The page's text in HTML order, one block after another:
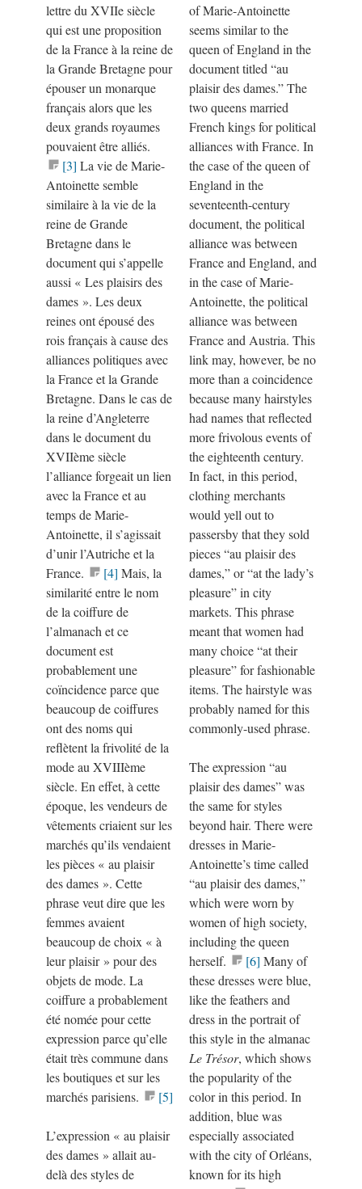
lettre du XVIIe siècle
qui est une proposition
de la France à la reine de
la Grande Bretagne pour
épouser un monarque
français alors que les
deux grands royaumes
pouvaient être alliés.
[3] La vie de Marie-
Antoinette semble
similaire à la vie de la
reine de Grande
Bretagne dans le
document qui s’appelle
aussi « Les plaisirs des
dames ». Les deux
reines ont épousé des
rois français à cause des
alliances politiques avec
la France et la Grande
Bretagne. Dans le cas de
la reine d’Angleterre
dans le document du
XVIIème siècle
l’alliance forgeait un lien
avec la France et au
temps de Marie-
Antoinette, il s’agissait
d’unir l’Autriche et la
France.
[4] Mais, la
similarité entre le nom
de la coiffure de
l’almanach et ce
document est
probablement une
coïncidence parce que
beaucoup de coiffures
ont des noms qui
reflètent la frivolité de la
mode au XVIIIème
siècle. En effet, à cette
époque, les vendeurs de
vêtements criaient sur les
marchés qu’ils vendaient
les pièces « au plaisir
des dames ». Cette
phrase veut dire que les
femmes avaient
beaucoup de choix « à
leur plaisir » pour des
objets de mode. La
coiffure a probablement
été nomée pour cette
expression parce qu’elle
était très commune dans
les boutiques et sur les
marchés parisiens.
[5]
L’expression « au plaisir
des dames » allait au-
delà des styles de
of Marie-Antoinette
seems similar to the
queen of England in the
document titled “au
plaisir des dames.” The
two queens married
French kings for political
alliances with France. In
the case of the queen of
England in the
seventeenth-century
document, the political
alliance was between
France and England, and
in the case of Marie-
Antoinette, the political
alliance was between
France and Austria. This
link may, however, be no
more than a coincidence
because many hairstyles
had names that reflected
more frivolous events of
the eighteenth century.
In fact, in this period,
clothing merchants
would yell out to
passersby that they sold
pieces “au plaisir des
dames,” or “at the lady’s
pleasure” in city
markets. This phrase
meant that women had
many choice “at their
pleasure” for fashionable
items. The hairstyle was
probably named for this
commonly-used phrase.
The expression “au
plaisir des dames” was
the same for styles
beyond hair. There were
dresses in Marie-
Antoinette’s time called
“au plaisir des dames,”
which were worn by
women of high society,
including the queen
herself.
[6] Many of
these dresses were blue,
like the feathers and
dress in the portrait of
this style in the almanac
Le Trésor, which shows
the popularity of the
color in this period. In
addition, blue was
especially associated
with the city of Orléans,
known for its high